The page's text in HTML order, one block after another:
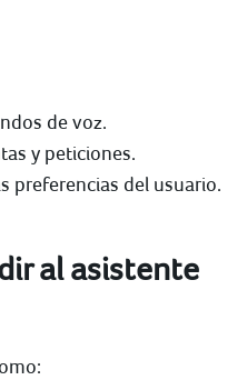
de voz.
y peticiones.
preferencias del usuario.
al asistente